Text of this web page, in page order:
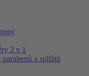
2 v 1
a sulfátů